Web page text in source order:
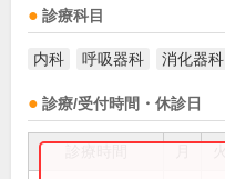
診療科目
内科 呼吸器科 消化器科
診療/受付時間・休診日